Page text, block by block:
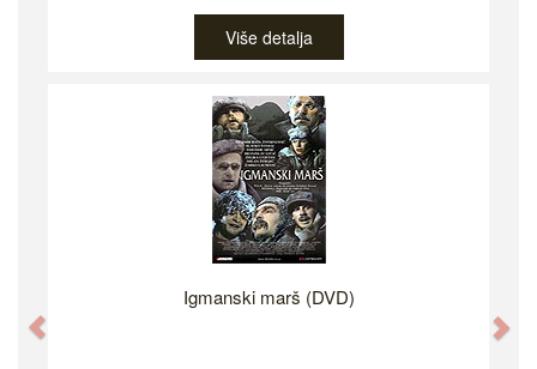
Više detalja
Igmanski marš (DVD)